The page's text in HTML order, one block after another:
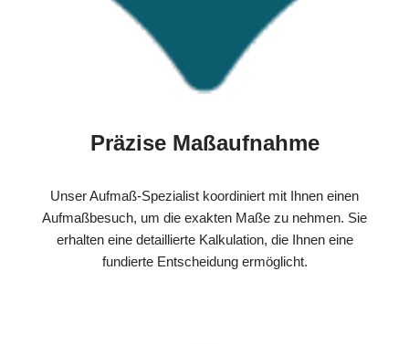
Präzise Maßaufnahme
Unser Aufmaß-Spezialist koordiniert mit Ihnen einen
Aufmaßbesuch, um die exakten Maße zu nehmen. Sie
erhalten eine detaillierte Kalkulation, die Ihnen eine
fundierte Entscheidung ermöglicht.